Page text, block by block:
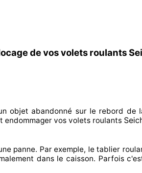
de vos volets roulants
objet abandonné sur le rebord de
endommager vos volets roulants
panne. Par exemple, le tablier
dans le caisson. Parfois